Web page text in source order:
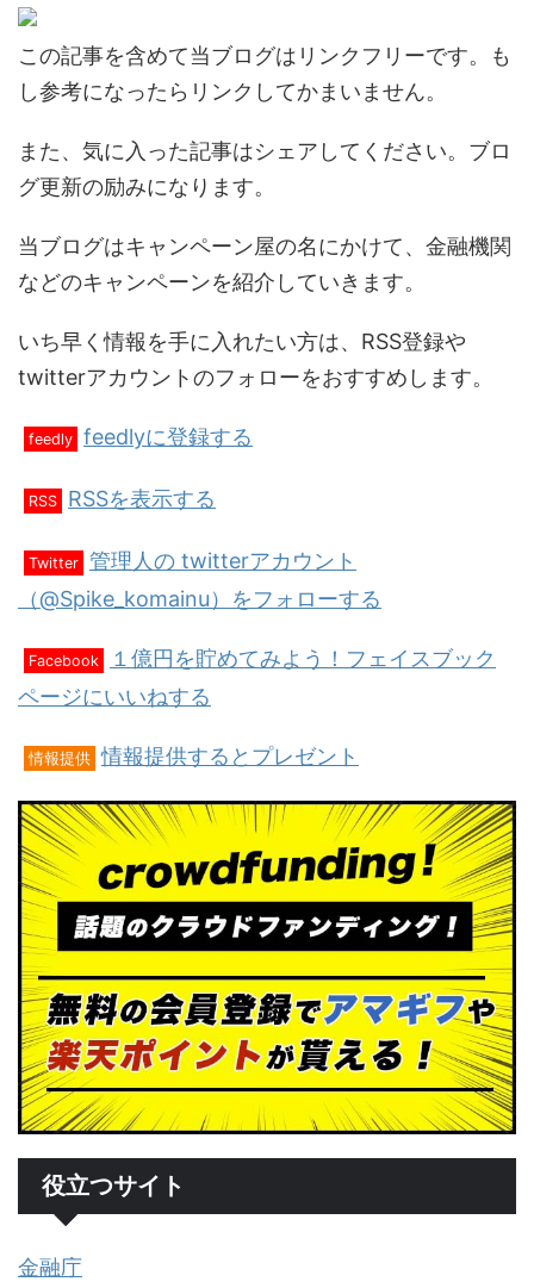
この記事を含めて当ブログはリンクフリーです。も
し参考になったらリンクしてかまいません。
また、気に入った記事はシェアしてください。ブロ
グ更新の励みになります。
当ブログはキャンペーン屋の名にかけて、金融機関
などのキャンペーンを紹介していきます。
いち早く情報を手に入れたい方は、RSS登録や
twitterアカウントのフォローをおすすめします。
feedly feedlyに登録する
RSS RSSを表示する
Twitter 管理人の twitterアカウント
（@Spike_komainu）をフォローする
Facebook
１億円を貯めてみよう！フェイスブック
ページにいいねする
情報提供 情報提供するとプレゼント
役立つサイト
金融庁